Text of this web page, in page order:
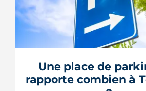
Avenue d'Atlanta, à la
chantier de six hectares
coulisses techniques de
Métropole. Derrière les
déménagement de services,
chiffrages officiels et un
environnemental.
Une place de
rapporte combien à